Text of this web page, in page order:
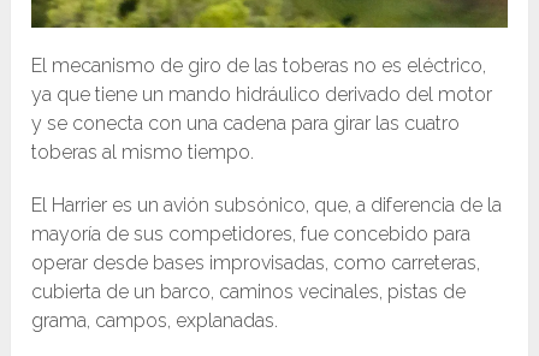
El mecanismo de giro de las toberas no es eléctrico,
ya que tiene un mando hidráulico derivado del motor
y se conecta con una cadena para girar las cuatro
toberas al mismo tiempo.
El Harrier es un avión subsónico, que, a diferencia de la
mayoría de sus competidores, fue concebido para
operar desde bases improvisadas, como carreteras,
cubierta de un barco, caminos vecinales, pistas de
grama, campos, explanadas.